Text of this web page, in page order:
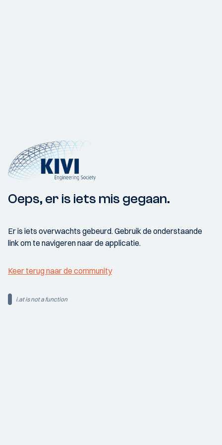
Oeps, er is iets mis gegaan.
Er is iets overwachts gebeurd. Gebruik de onderstaande
link om te navigeren naar de applicatie.
Keer terug naar de community
i.at is not a function